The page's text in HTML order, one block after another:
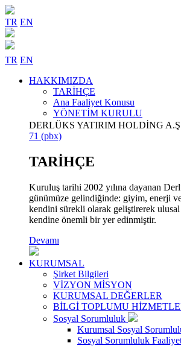
TR EN
TR EN
HAKKIMIZDA
TARİHÇE
Ana Faaliyet Konusu
YÖNETİM KURULU
DERLÜKS YATIRIM HOLDİNG
71 (pbx)
TARİHÇE
Kuruluş tarihi 2002 yılına dayanan
günümüze gelindiğinde: giyim, enerji
kendini sürekli olarak geliştirerek
kendine önemli bir yer edinmiştir.
Devamı
KURUMSAL
Şirket Bilgileri
VİZYON MİSYON
KURUMSAL DEĞERLER
BİLGİ TOPLUMU
Sosyal Sorumluluk
Kurumsal Sosyal
Sosyal Sorumluluk